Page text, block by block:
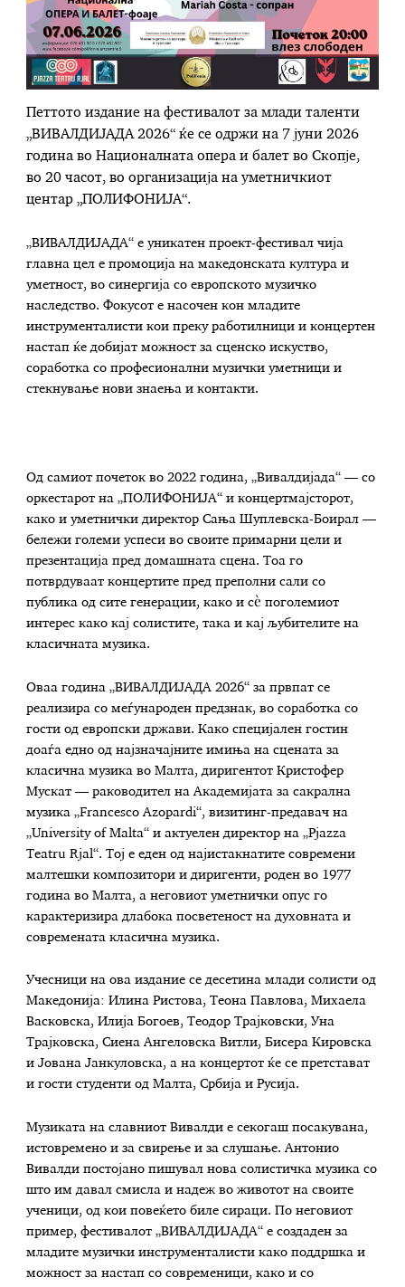
Петтото издание на фестивалот за млади таленти
„ВИВАЛДИЈАДА 2026“ ќе се одржи на 7 јуни 2026
година во Националната опера и балет во Скопје,
во 20 часот, во организација на уметничкиот
центар „ПОЛИФОНИЈА“.
„ВИВАЛДИЈАДА“ е уникатен проект-фестивал чија
главна цел е промоција на македонската култура и
уметност, во синергија со европското музичко
наследство. Фокусот е насочен кон младите
инструменталисти кои преку работилници и концертен
настап ќе добијат можност за сценско искуство,
соработка со професионални музички уметници и
стекнување нови знаења и контакти.
Од самиот почеток во 2022 година, „Вивалдијада“ — со
оркестарот на „ПОЛИФОНИЈА“ и концертмајсторот,
како и уметнички директор Сања Шуплевска-Боирал —
бележи големи успеси во своите примарни цели и
презентација пред домашната сцена. Тоа го
потврдуваат концертите пред преполни сали со
публика од сите генерации, како и сè поголемиот
интерес како кај солистите, така и кај љубителите на
класичната музика.
Оваа година „ВИВАЛДИЈАДА 2026“ за првпат се
реализира со меѓународен предзнак, во соработка со
гости од европски држави. Како специјален гостин
доаѓа едно од најзначајните имиња на сцената за
класична музика во Малта, диригентот Кристофер
Мускат — раководител на Академијата за сакрална
музика „Francesco Azopardi“, визитинг-предавач на
„University of Malta“ и актуелен директор на „Pjazza
Teatru Rjal“. Тој е еден од најистакнатите современи
малтешки композитори и диригенти, роден во 1977
година во Малта, а неговиот уметнички опус го
карактеризира длабока посветеност на духовната и
современата класична музика.
Учесници на ова издание се десетина млади солисти од
Македонија: Илина Ристова, Теона Павлова, Михаела
Васковска, Илија Богоев, Теодор Трајковски, Уна
Трајковска, Сиена Ангеловска Витли, Бисера Кировска
и Јована Јанкуловска, а на концертот ќе се претстават
и гости студенти од Малта, Србија и Русија.
Музиката на славниот Вивалди е секогаш посакувана,
истовремено и за свирење и за слушање. Антонио
Вивалди постојано пишувал нова солистичка музика со
што им давал смисла и надеж во животот на своите
ученици, од кои повеќето биле сираци. По неговиот
пример, фестивалот „ВИВАЛДИЈАДА“ е создаден за
младите музички инструменталисти како поддршка и
можност за настап со современици, како и со